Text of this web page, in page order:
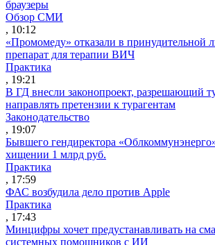
браузеры
Обзор СМИ
, 10:12
«Промомеду» отказали в принудительной
препарат для терапии ВИЧ
Практика
, 19:21
В ГД внесли законопроект, разрешающий
направлять претензии к турагентам
Законодательство
, 19:07
Бывшего гендиректора
хищении 1 млрд руб.
Практика
, 17:59
ФАС возбудила дело против Apple
Практика
, 17:43
Минцифры хочет предустанавливать на
системных помощников с ИИ